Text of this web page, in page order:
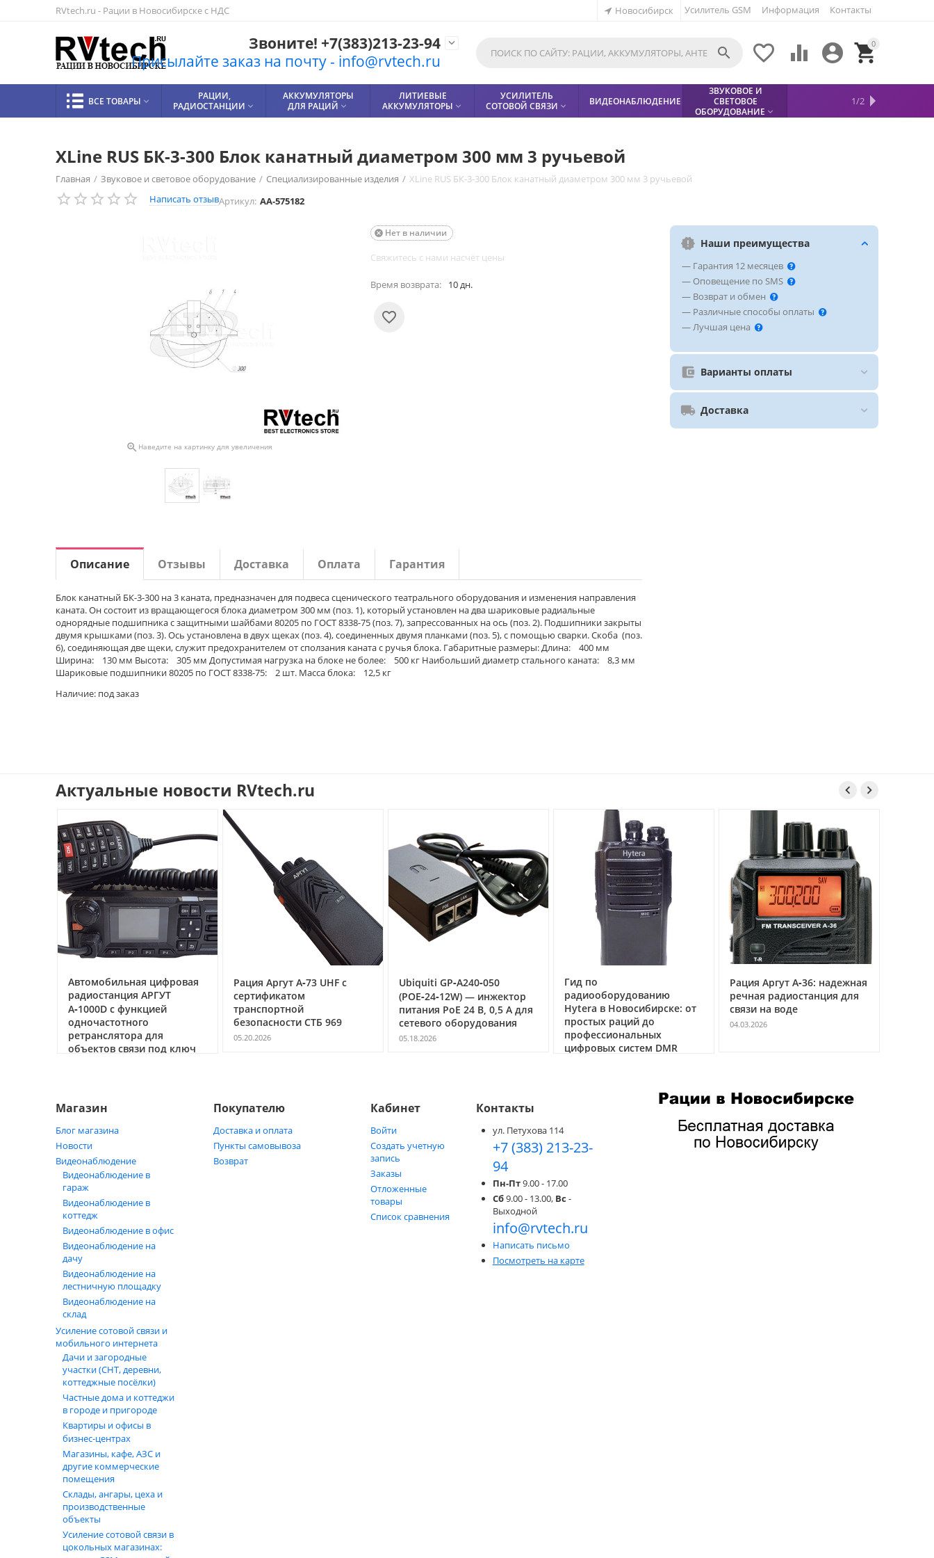
RVtech.ru - Рации в Новосибирске с НДС Усилитель GSM Информация Контакты
Новосибирск
Звоните! +7(383)213-23-94
Присылайте заказ на почту - info@rvtech.ru
 0


 

ВСЕ ТОВАРЫ 
РАЦИИ,
РАДИОСТАНЦИИ 
АККУМУЛЯТОРЫ
ДЛЯ РАЦИЙ 
ЛИТИЕВЫЕ
АККУМУЛЯТОРЫ 
УСИЛИТЕЛЬ
СОТОВОЙ СВЯЗИ  ВИДЕОНАБЛЮДЕНИЕ
ЗВУКОВОЕ И
СВЕТОВОЕ
ОБОРУДОВАНИЕ 
МЕТАЛЛОДЕТЕКТОР
СФИНКС (SPHINX)
БЕЗОПАСНОСТЬ 
КИСЛОТНЫЕ
АККУМУЛЯТОРЫ 
1/2
XLine RUS БК-3-300 Блок канатный диаметром 300 мм 3 ручьевой
Главная / Звуковое и световое оборудование / Специализированные изделия / XLine RUS БК-3-300 Блок канатный диаметром 300 мм 3 ручьевой
Написать отзывАртикул: AA-575182
 Наведите на картинку для увеличения
Нет в наличии

Свяжитесь с нами насчёт цены
Время возврата: 10 дн.
Наши преимущества
— Гарантия 12 месяцев
— Оповещение по SMS
— Возврат и обмен
— Различные способы оплаты
— Лучшая цена
Варианты оплаты
Доставка
Описание Отзывы Доставка Оплата Гарантия
Блок канатный БК-3-300 на 3 каната, предназначен для подвеса сценического театрального оборудования и изменения направления
каната. Он состоит из вращающегося блока диаметром 300 мм (поз. 1), который установлен на два шариковые радиальные
однорядные подшипника с защитными шайбами 80205 по ГОСТ 8338-75 (поз. 7), запрессованных на ось (поз. 2). Подшипники закрыты
двумя крышками (поз. 3). Ось установлена в двух щеках (поз. 4), соединенных двумя планками (поз. 5), с помощью сварки. Скоба (поз.
6), соединяющая две щеки, служит предохранителем от сползания каната с ручья блока. Габаритные размеры: Длина: 400 мм
Ширина: 130 мм Высота: 305 мм Допустимая нагрузка на блоке не более: 500 кг Наибольший диаметр стального каната: 8,3 мм
Шариковые подшипники 80205 по ГОСТ 8338-75: 2 шт. Масса блока: 12,5 кг
Наличие: под заказ
Актуальные новости RVtech.ru  
Автомобильная цифровая
радиостанция АРГУТ
А‑1000D с функцией
одночастотного
ретранслятора для
объектов связи под ключ
Рация Аргут А‑73 UHF с
сертификатом
транспортной
безопасности СТБ 969
05.20.2026
Ubiquiti GP‑A240‑050
(POE‑24‑12W) — инжектор
питания PoE 24 В, 0,5 А для
сетевого оборудования
05.18.2026
Гид по
радиооборудованию
Hytera в Новосибирске: от
простых раций до
профессиональных
цифровых систем DMR
Рация Аргут А‑36: надежная
речная радиостанция для
связи на воде
04.03.2026
Магазин
Блог магазина
Новости
Видеонаблюдение
Видеонаблюдение в
гараж
Видеонаблюдение в
коттедж
Видеонаблюдение в офис
Видеонаблюдение на
дачу
Видеонаблюдение на
лестничную площадку
Видеонаблюдение на
склад
Усиление сотовой связи и
мобильного интернета
Дачи и загородные
участки (СНТ, деревни,
коттеджные посёлки)
Частные дома и коттеджи
в городе и пригороде
Квартиры и офисы в
бизнес‑центрах
Магазины, кафе, АЗС и
другие коммерческие
помещения
Склады, ангары, цеха и
производственные
объекты
Усиление сотовой связи в
цокольных магазинах:
Покупателю
Доставка и оплата
Пункты самовывоза
Возврат
Кабинет
Войти
Создать учетную
запись
Заказы
Отложенные
товары
Список сравнения
Контакты
ул. Петухова 114
+7 (383) 213-23-
94
Пн-Пт9.00 - 17.00
Сб9.00 - 13.00, Вс -
Выходной
info@rvtech.ru
Написать письмо
Посмотреть на карте